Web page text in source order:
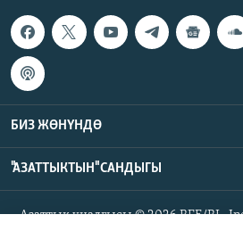
БИЗ ЖӨНҮНДӨ
"АЗАТТЫКТЫН" САНДЫГЫ
Азаттык үналгысы © 2026 RFE/RL,